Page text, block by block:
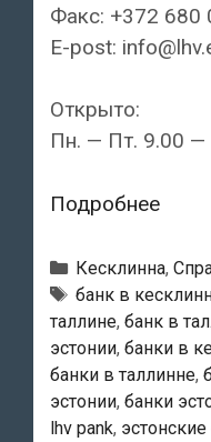
Факс: +372 680
E-post:
Открыто:
Пн. — Пт. 9.00 —
ПодробнееLHV
—
Рубрики
Кесклинна,
Тэги
банк в
таллине, банк в
эстонии, банки в
банки в таллинне,
эстонии, банки
lhv pank,